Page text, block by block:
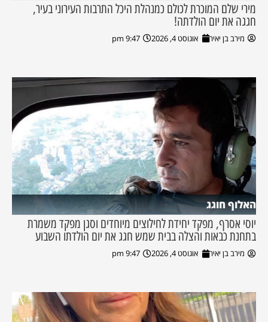
מירי שלם המוכרת לכולם כמנהלת היכל התרבות העירוני בעיר,
חגגה את יום הולדתה!
מירב בן יאיר אוגוסט 4, 2026 9:47 pm
האלוף חוגג
יוסי אסרף, מפקד יחידת לחילוצים מיוחדים וסגן מפקד משמרת
בתחנת כבאות והצלה בבית שמש חגג את יום הולדתו השבוע
מירב בן יאיר אוגוסט 4, 2026 9:47 pm